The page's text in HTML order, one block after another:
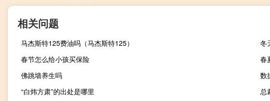
相关问题
马杰斯特125费油吗（马杰斯特125）
冬
春节怎么给小孩买保险
春
佛跳墙养生吗
数
“白炜方肃”的出处是哪里
总